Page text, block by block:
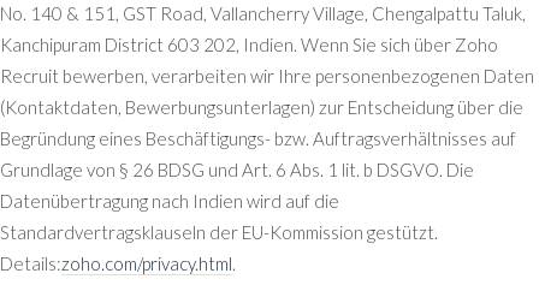
No. 140 & 151, GST Road, Vallancherry Village, Chengalpattu Taluk,
Kanchipuram District 603 202, Indien. Wenn Sie sich über Zoho
Recruit bewerben, verarbeiten wir Ihre personenbezogenen Daten
(Kontaktdaten, Bewerbungsunterlagen) zur Entscheidung über die
Begründung eines Beschäftigungs- bzw. Auftragsverhältnisses auf
Grundlage von § 26 BDSG und Art. 6 Abs. 1 lit. b DSGVO. Die
Datenübertragung nach Indien wird auf die
Standardvertragsklauseln der EU-Kommission gestützt.
Details:zoho.com/privacy.html